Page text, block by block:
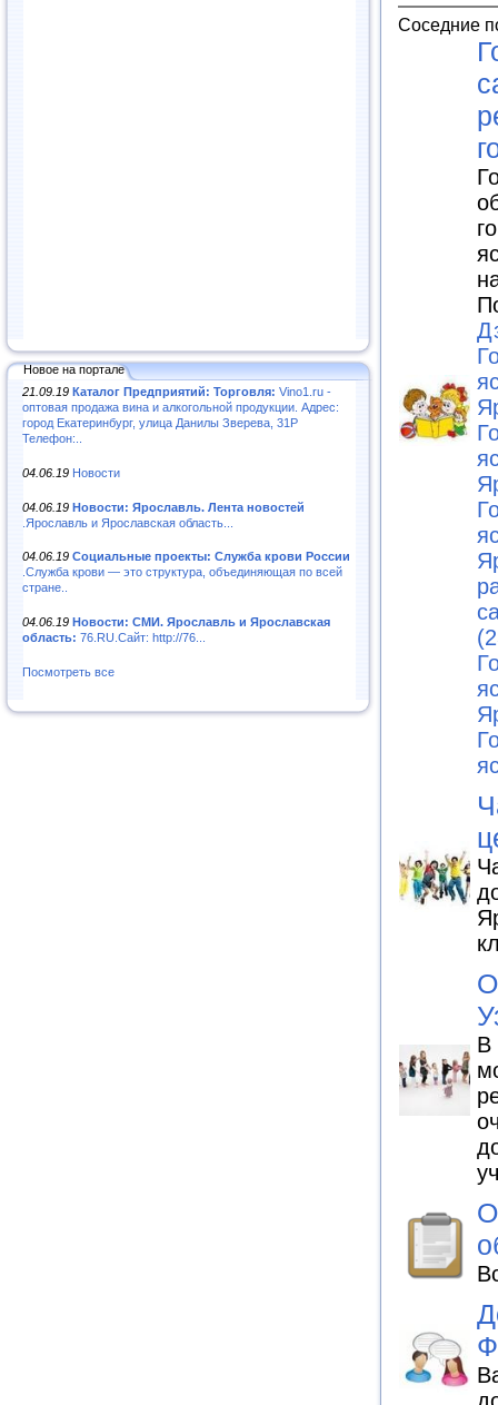
Новое на портале
21.09.19 Каталог Предприятий: Торговля: Vino1.ru -
оптовая продажа вина и алкогольной продукции. Адрес:
город Екатеринбург, улица Данилы Зверева, 31Р
Телефон:..
04.06.19 Новости
04.06.19 Новости: Ярославль. Лента новостей
.Ярославль и Ярославская область...
04.06.19 Социальные проекты: Служба крови России
.Служба крови — это структура, объединяющая по всей
стране..
04.06.19 Новости: СМИ. Ярославль и Ярославская
область: 76.RU.Сайт: http://76...
Посмотреть все
Соседние
В